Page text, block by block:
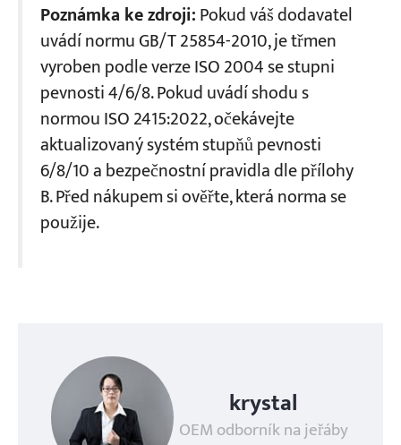
Poznámka ke zdroji:Pokud váš dodavatel
uvádí normu GB/T 25854-2010, je třmen
vyroben podle verze ISO 2004 se stupni
pevnosti 4/6/8. Pokud uvádí shodu s
normou ISO 2415:2022, očekávejte
aktualizovaný systém stupňů pevnosti
6/8/10 a bezpečnostní pravidla dle přílohy
B. Před nákupem si ověřte, která norma se
použije.
krystal
OEM odborník na jeřáby